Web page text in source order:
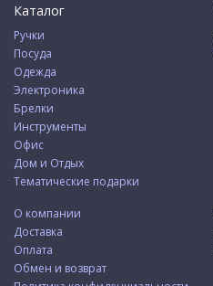
Каталог
Ручки
Посуда
Одежда
Электроника
Брелки
Инструменты
Офис
Дом и Отдых
Тематические подарки
О компании
Доставка
Оплата
Обмен и возврат